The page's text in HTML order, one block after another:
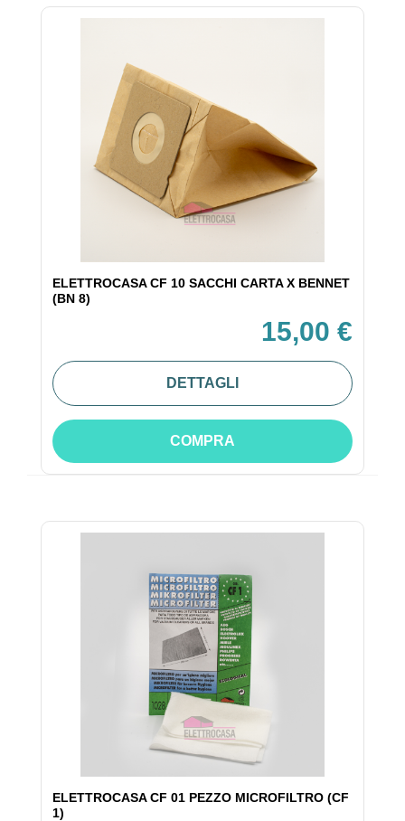
ELETTROCASA CF 10 SACCHI CARTA X BENNET
(BN 8)
15,00 €
DETTAGLI
COMPRA
ELETTROCASA CF 01 PEZZO MICROFILTRO (CF
1)